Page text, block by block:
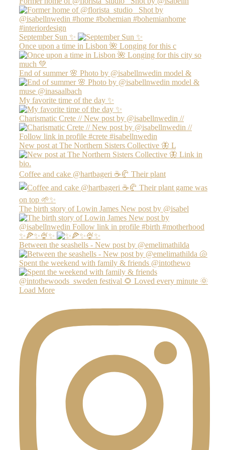
September Sun ✨
Once upon a time in Lisbon 🌺 Longing for this c
End of summer 🌸 Photo by @isabellnwedin model &
My favorite time of the day ✨
Charismatic Crete // New post by @isabellnwedin //
New post at The Northern Sisters Collective 🦋 L
Coffee and cake @hartbageri ☕️🥐 Their plant
The birth story of Lowin James New post by @isabel
✨🍕✨🍨✨
Between the seashells - New post by @emelimathilda
Spent the weekend with family & friends @intothewo
Load More